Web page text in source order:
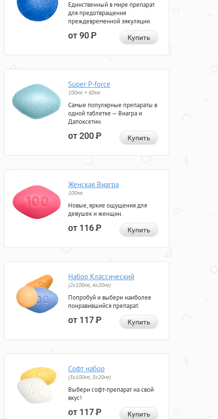
Единственный в мире препарат
для предотвращения
преждевременной эякуляции.
от 90Р Купить
Super P-force
100мг + 60мг
Самые популярные препараты в
одной таблетке — Виагра и
Дапоксетин.
от 200Р Купить
Женская Виагра
100мг
Новые, яркие ощущения для
девушек и женщин.
от 116Р Купить
Набор Классический
(2x100мг, 4x20мг)
Попробуй и выбери наиболее
понравившийся препарат.
от 117Р Купить
Софт набор
(3x100мг, 3x20мг)
Выбери софт-препарат на свой
вкус!
от 117Р Купить